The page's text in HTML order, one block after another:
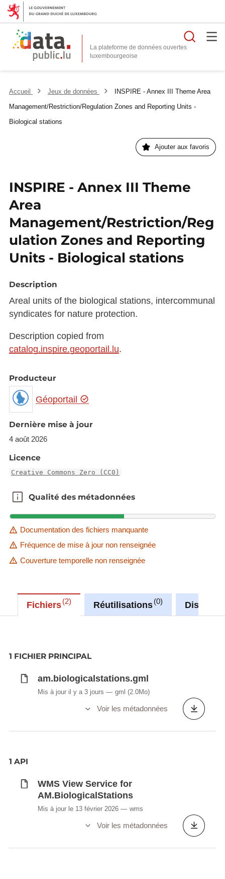
La plateforme de données ouvertes
Accueil Jeux de données
INSPIRE - Annex III Theme Area
Management/Restriction/Regulation Zones and Reporting Units -
Biological stations
Ajouter aux favoris
INSPIRE - Annex III Theme
Area
Management/Restriction/Reg
ulation Zones and Reporting
Units - Biological stations
Description
Areal units of the biological stations, intercommunal
syndicates for nature protection.
Description copied from
catalog.inspire.geoportail.lu.
Producteur
Géoportail
Dernière mise à jour
4 août 2026
Licence
Creative Commons Zero (CC0)
Qualité des métadonnées
Qualité des métadonnées
Documentation des fichiers manquante
Fréquence de mise à jour non renseignée
Couverture temporelle non renseignée
Fichiers 2 Réutilisations 0
1 FICHIER PRINCIPAL
am.biologicalstations.gml
Mis à jour il y a 3 jours gml (2.0Mo)
Voir les métadonnées
1 API
WMS View Service for
AM.BiologicalStations
Mis à jour le 13 février 2026 wms
Voir les métadonnées